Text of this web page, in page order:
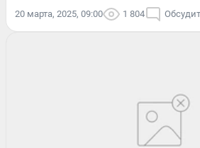
20 марта, 2025, 09:00 1 804